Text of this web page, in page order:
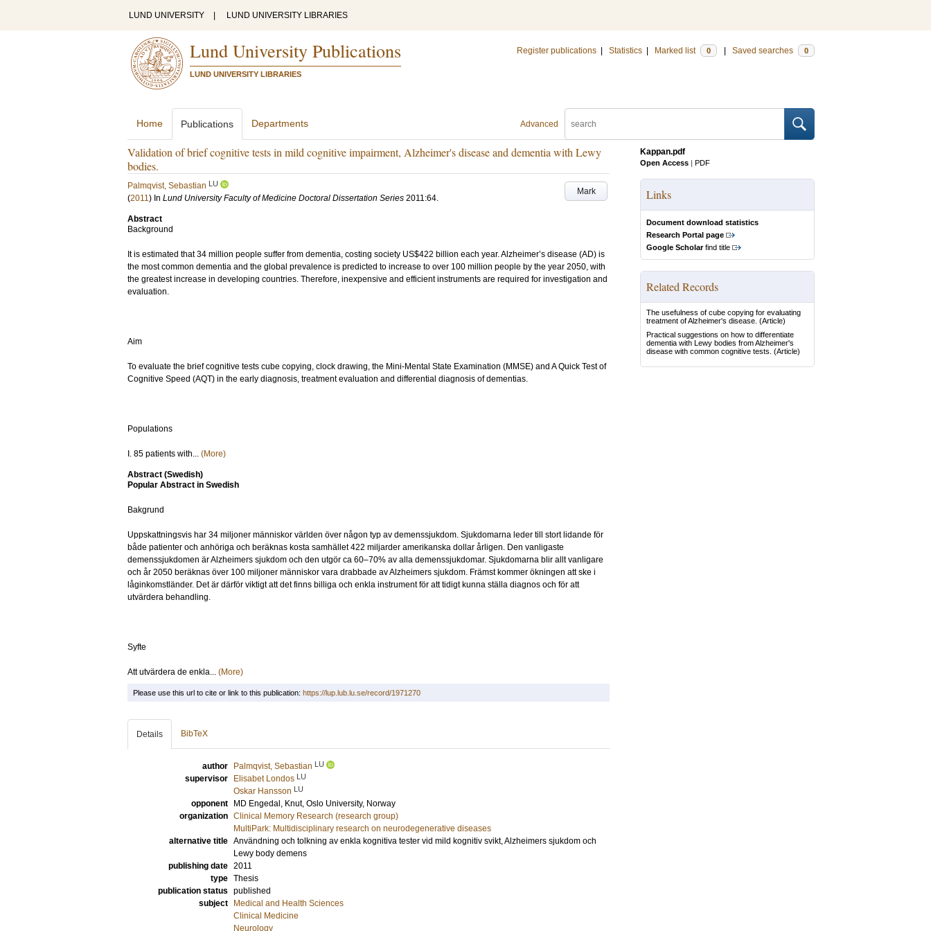
LUND UNIVERSITY LUND UNIVERSITY LIBRARIES
Lund University Publications
LUND UNIVERSITY LIBRARIES
Register publications Statistics Marked list 0 Saved searches 0
Advanced
Home Publications Departments
Validation of brief cognitive tests in mild cognitive impairment, Alzheimer's disease and dementia with Lewy
bodies.
Mark
Palmqvist, Sebastian LU
(2011) In Lund University Faculty of Medicine Doctoral Dissertation Series 2011:64.
Abstract
Background
It is estimated that 34 million people suffer from dementia, costing society US$422 billion each year. Alzheimer’s disease (AD) is
the most common dementia and the global prevalence is predicted to increase to over 100 million people by the year 2050, with
the greatest increase in developing countries. Therefore, inexpensive and efficient instruments are required for investigation and
evaluation.
Aim
To evaluate the brief cognitive tests cube copying, clock drawing, the Mini-Mental State Examination (MMSE) and A Quick Test of
Cognitive Speed (AQT) in the early diagnosis, treatment evaluation and differential diagnosis of dementias.
Populations
I. 85 patients with... (More)
Abstract (Swedish)
Popular Abstract in Swedish
Bakgrund
Uppskattningsvis har 34 miljoner människor världen över någon typ av demenssjukdom. Sjukdomarna leder till stort lidande för
både patienter och anhöriga och beräknas kosta samhället 422 miljarder amerikanska dollar årligen. Den vanligaste
demenssjukdomen är Alzheimers sjukdom och den utgör ca 60–70% av alla demenssjukdomar. Sjukdomarna blir allt vanligare
och år 2050 beräknas över 100 miljoner människor vara drabbade av Alzheimers sjukdom. Främst kommer ökningen att ske i
låginkomstländer. Det är därför viktigt att det finns billiga och enkla instrument för att tidigt kunna ställa diagnos och för att
utvärdera behandling.
Syfte
Att utvärdera de enkla... (More)
Kappan.pdf
Open Access | PDF
Links
Document download statistics
Research Portal page
Google Scholarfind title
Related Records
The usefulness of cube copying for evaluating
treatment of Alzheimer's disease. (Article)
Practical suggestions on how to differentiate
dementia with Lewy bodies from Alzheimer's
disease with common cognitive tests. (Article)
Please use this url to cite or link to this publication: https://lup.lub.lu.se/record/1971270
Details BibTeX
author Palmqvist, Sebastian LU
supervisor Elisabet Londos LU
Oskar Hansson LU
opponent MD Engedal, Knut, Oslo University, Norway
organization Clinical Memory Research (research group)
MultiPark: Multidisciplinary research on neurodegenerative diseases
alternative title Användning och tolkning av enkla kognitiva tester vid mild kognitiv svikt, Alzheimers sjukdom och
Lewy body demens
publishing date 2011
type Thesis
publication status published
subject
Medical and Health Sciences
Clinical Medicine
Neurology